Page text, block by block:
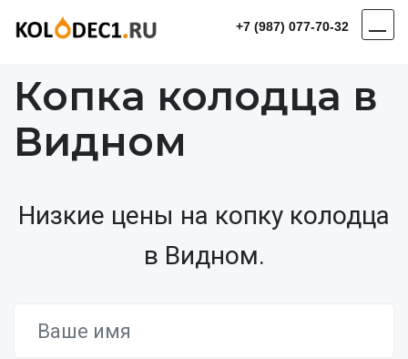
+7 (987) 077-70-32
Копка колодца в
Видном
Низкие цены на копку колодца
в Видном.